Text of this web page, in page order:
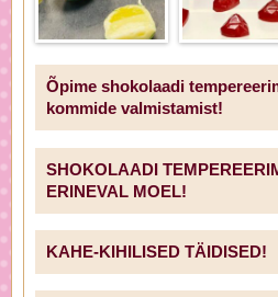
Õpime shokolaadi
kommide valmistamist!
SHOKOLAADI
ERINEVAL MOEL!
KAHE-KIHILISED TÄIDISED!